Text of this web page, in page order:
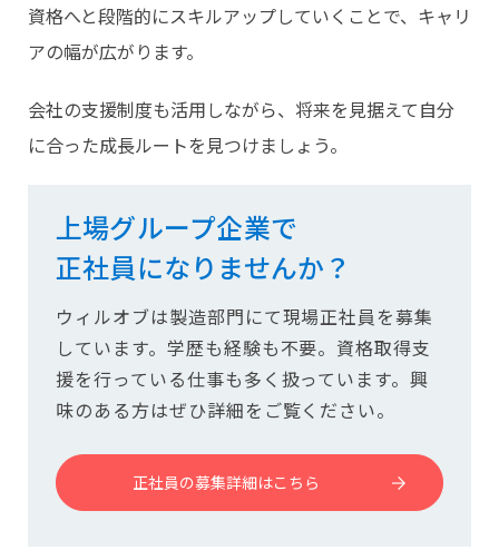
資格へと段階的にスキルアップしていくことで、キャリ
アの幅が広がります。
会社の支援制度も活用しながら、将来を見据えて自分
に合った成長ルートを見つけましょう。
上場グループ企業で
正社員になりませんか？
ウィルオブは製造部門にて現場正社員を募集
しています。学歴も経験も不要。資格取得支
援を行っている仕事も多く扱っています。興
味のある方はぜひ詳細をご覧ください。
正社員の募集詳細はこちら